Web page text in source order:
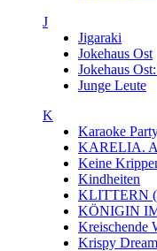
J
Jigaraki
Jokehaus Ost
Jokehaus
Junge Leute
K
Karaoke
KARELIA. A
Keine
Kindheiten
KLITTERN
KÖNIGIN
Kreischende
Krispy